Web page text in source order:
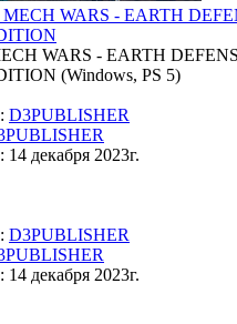
WARS - EARTH
(Windows, PS 5)
D3PUBLISHER
14 декабря 2023г.
D3PUBLISHER
14 декабря 2023г.